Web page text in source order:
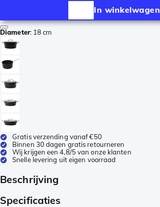
In winkelwagen
Diameter: 18 cm
Gratis verzending vanaf €50
Binnen 30 dagen gratis retourneren
Wij krijgen een 4,8/5 van onze klanten
Snelle levering uit eigen voorraad
Beschrijving
Specificaties